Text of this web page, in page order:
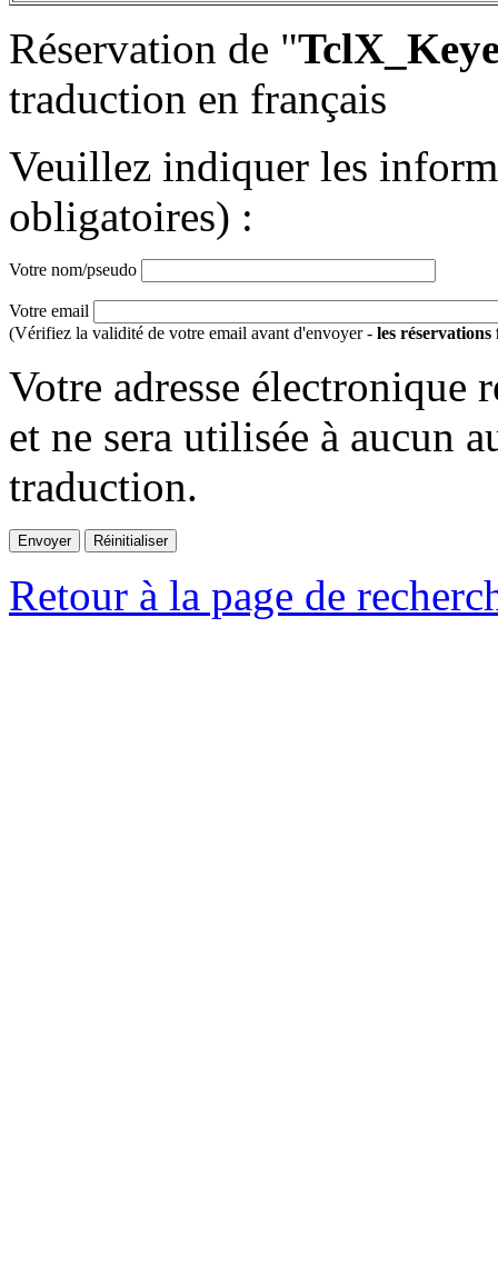
Réservation de "
traduction en français
Veuillez indiquer les
obligatoires) :
Votre nom/pseudo
Votre email
(Vérifiez la validité de votre email avant d'envoyer - les réservations
Votre adresse électronique
et ne sera utilisée à aucun
traduction.
Retour à la page de